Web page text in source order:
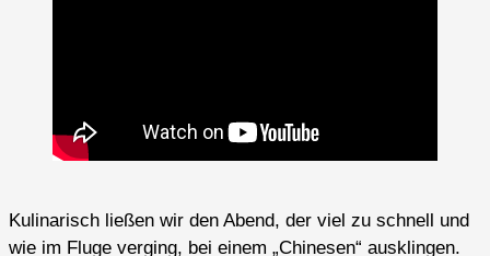
Kulinarisch ließen wir den Abend, der viel zu schnell und
wie im Fluge verging, bei einem „Chinesen“ ausklingen.